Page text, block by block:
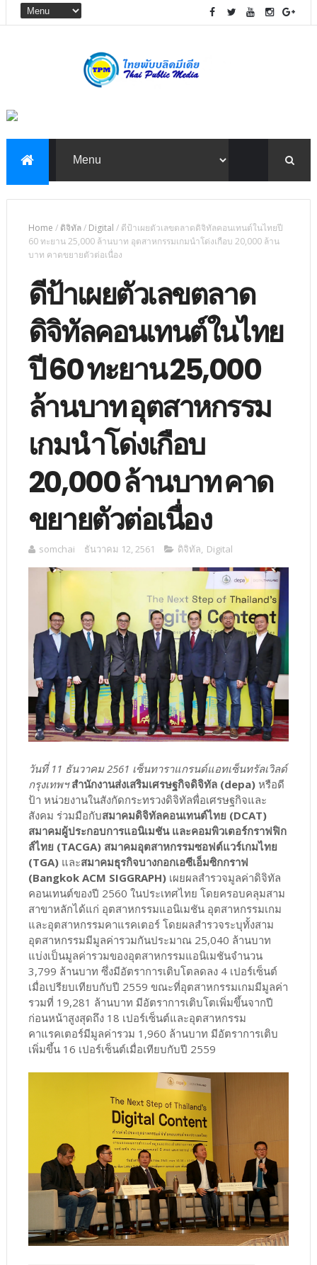
Home / ดิจิทัล/ Digital / ดีป้าเผยตัวเลขตลาดดิจิทัลคอนเทนต์ในไทยปี
60 ทะยาน 25,000 ล้านบาท อุตสาหกรรมเกมนำโด่งเกือบ 20,000 ล้าน
บาท คาดขยายตัวต่อเนื่อง
ดีป้าเผยตัวเลขตลาด
ดิจิทัลคอนเทนต์ในไทย
ปี 60 ทะยาน 25,000
ล้านบาท อุตสาหกรรม
เกมนำโด่งเกือบ
20,000 ล้านบาท คาด
ขยายตัวต่อเนื่อง
somchai ธันวาคม 12, 2561 ดิจิทัล, Digital
วันที่ 11 ธันวาคม 2561 เซ็นทาราแกรนด์แอทเซ็นทรัลเวิลด์
กรุงเทพฯ สำนักงานส่งเสริมเศรษฐกิจดิจิทัล (depa) หรือดี
ป้า หน่วยงานในสังกัดกระทรวงดิจิทัลพื่อเศรษฐกิจและ
สังคม ร่วมมือกับสมาคมดิจิทัลคอนเทนต์ไทย (DCAT)
สมาคมผู้ประกอบการแอนิเมชัน และคอมพิวเตอร์กราฟฟิก
ส์ไทย (TACGA) สมาคมอุตสาหกรรมซอฟต์แวร์เกมไทย
(TGA)และสมาคมธุรกิจบางกอกเอซีเอ็มซิกกราฟ
(Bangkok ACM SIGGRAPH)เผยผลสำรวจมูลค่าดิจิทัล
คอนเทนต์ของปี 2560 ในประเทศไทย โดยครอบคลุมสาม
สาขาหลักได้แก่ อุตสาหกรรมแอนิเมชัน อุตสาหกรรมเกม
และอุตสาหกรรมคาแรคเตอร์ โดยผลสำรวจระบุทั้งสาม
อุตสาหกรรมมีมูลค่ารวมกันประมาณ 25,040 ล้านบาท
แบ่งเป็นมูลค่ารวมของอุตสาหกรรมแอนิเมชันจำนวน
3,799 ล้านบาท ซึ่งมีอัตราการเติบโตลดลง 4 เปอร์เซ็นต์
เมื่อเปรียบเทียบกับปี 2559 ขณะที่อุตสาหกรรมเกมมีมูลค่า
รวมที่ 19,281 ล้านบาท มีอัตราการเติบโตเพิ่มขึ้นจากปี
ก่อนหน้าสูงสุดถึง 18 เปอร์เซ็นต์และอุตสาหกรรม
คาแรคเตอร์มีมูลค่ารวม 1,960 ล้านบาท มีอัตราการเติบ
เพิ่มขึ้น 16 เปอร์เซ็นต์เมื่อเทียบกับปี 2559